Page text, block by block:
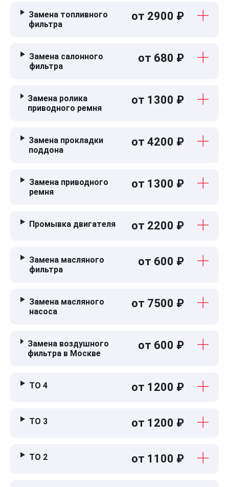
Замена топливного
фильтра
от 2900 ₽
Замена салонного
фильтра
от 680 ₽
Замена ролика
приводного ремня
от 1300 ₽
Замена прокладки
поддона
от 4200 ₽
Замена приводного
ремня
от 1300 ₽
Промывка двигателя от 2200 ₽
Замена масляного
фильтра
от 600 ₽
Замена масляного
насоса
от 7500 ₽
Замена воздушного
фильтра в Москве
от 600 ₽
ТО 4 от 1200 ₽
ТО 3 от 1200 ₽
ТО 2 от 1100 ₽